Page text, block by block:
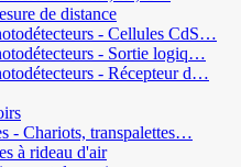
de distance
- Cellules CdS…
- Sortie logiq…
- Récepteur d…
- Chariots, transpalettes…
à rideau d'air